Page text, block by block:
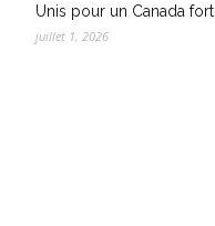
Unis pour un Canada fort
juillet 1, 2026